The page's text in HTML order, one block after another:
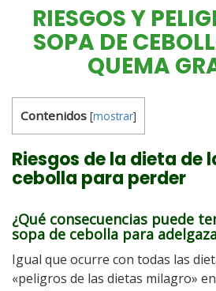
RIESGOS Y
SOPA DE
QUEMA
Contenidos [mostrar]
Riesgos de la dieta de
cebolla para perder
¿Qué consecuencias puede
sopa de cebolla para
Igual que ocurre con todas las
«peligros de las dietas milagro»